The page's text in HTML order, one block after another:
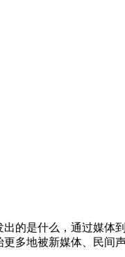
的是什么，通过媒体
多地被新媒体、民间